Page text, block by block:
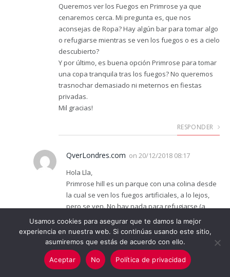
Queremos ver los Fuegos en Primrose ya que
cenaremos cerca. Mi pregunta es, que nos
aconsejas de Ropa? Hay algún bar para tomar algo
o refugiarse mientras se ven los fuegos o es a cielo
descubierto?
Y por último, es buena opción Primrose para tomar
una copa tranquila tras los fuegos? No queremos
trasnochar demasiado ni meternos en fiestas
privadas.
Mil gracias!
RESPONDER
QverLondres.com on 20/12/2018 08:17
Hola Lla,
Primrose hill es un parque con una colina desde
la cual se ven los fuegos artificiales, a lo lejos,
pero se ven. No hay nada para refugiarse (a
parte de árboles). Por la.zona hay pubs donde
podréis tomar algo. Un saludo!
RESPONDER
Usamos cookies para asegurar que te damos la mejor
experiencia en nuestra web. Si continúas usando este sitio,
asumiremos que estás de acuerdo con ello.
Aceptar No Política de privacidad